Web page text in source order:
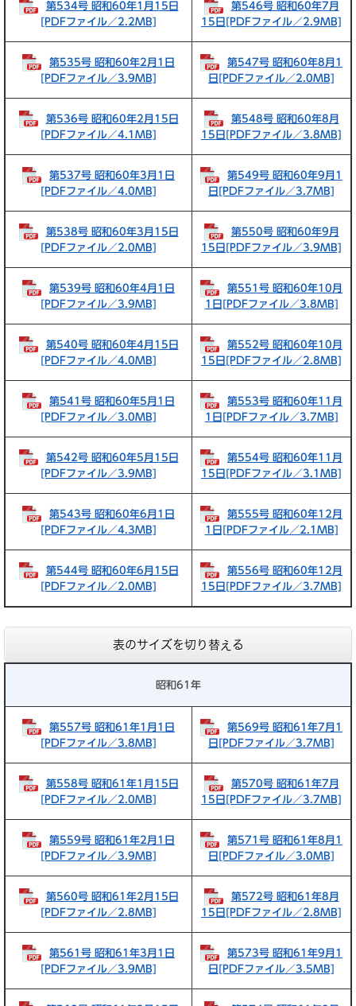
第534号 昭和60年1月15日
[PDFファイル／2.2MB]
第546号 昭和60年7月
15日[PDFファイル／2.9MB]
第535号 昭和60年2月1日
[PDFファイル／3.9MB]
第547号 昭和60年8月1
日[PDFファイル／2.0MB]
第536号 昭和60年2月15日
[PDFファイル／4.1MB]
第548号 昭和60年8月
15日[PDFファイル／3.8MB]
第537号 昭和60年3月1日
[PDFファイル／4.0MB]
第549号 昭和60年9月1
日[PDFファイル／3.7MB]
第538号 昭和60年3月15日
[PDFファイル／2.0MB]
第550号 昭和60年9月
15日[PDFファイル／3.9MB]
第539号 昭和60年4月1日
[PDFファイル／3.9MB]
第551号 昭和60年10月
1日[PDFファイル／3.8MB]
第540号 昭和60年4月15日
[PDFファイル／4.0MB]
第552号 昭和60年10月
15日[PDFファイル／2.8MB]
第541号 昭和60年5月1日
[PDFファイル／3.0MB]
第553号 昭和60年11月
1日[PDFファイル／3.7MB]
第542号 昭和60年5月15日
[PDFファイル／3.9MB]
第554号 昭和60年11月
15日[PDFファイル／3.1MB]
第543号 昭和60年6月1日
[PDFファイル／4.3MB]
第555号 昭和60年12月
1日[PDFファイル／2.1MB]
第544号 昭和60年6月15日
[PDFファイル／2.0MB]
第556号 昭和60年12月
15日[PDFファイル／3.7MB]
表のサイズを切り替える
昭和61年
第557号 昭和61年1月1日
[PDFファイル／3.8MB]
第569号 昭和61年7月1
日[PDFファイル／3.7MB]
第558号 昭和61年1月15日
[PDFファイル／2.0MB]
第570号 昭和61年7月
15日[PDFファイル／3.7MB]
第559号 昭和61年2月1日
[PDFファイル／3.9MB]
第571号 昭和61年8月1
日[PDFファイル／3.0MB]
第560号 昭和61年2月15日
[PDFファイル／2.8MB]
第572号 昭和61年8月
15日[PDFファイル／2.8MB]
第561号 昭和61年3月1日
[PDFファイル／3.9MB]
第573号 昭和61年9月1
日[PDFファイル／3.5MB]